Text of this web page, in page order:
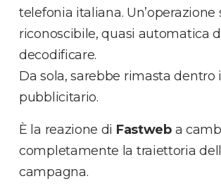
telefonia italiana. Un’operazione
riconoscibile, quasi automatica
decodificare.
Da sola, sarebbe rimasta
pubblicitario.
È la reazione di Fastweba
completamente la traiettoria
campagna.